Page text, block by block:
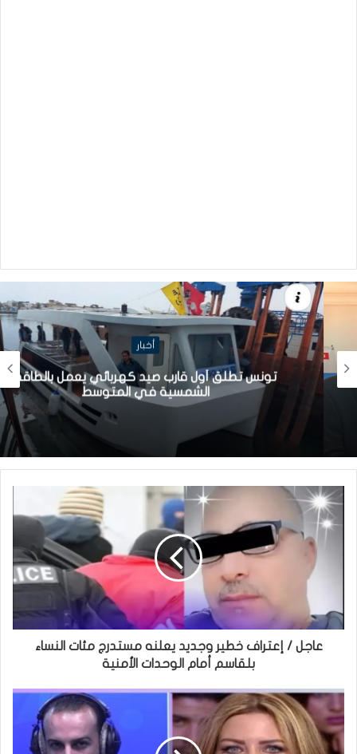
أخبار
تونس تطلق أول قارب صيد كهربائي يعمل بالطاقة
الشمسية في المتوسط
عاجل / إعتراف خطير وجديد يعلنه مستدرج مئات النساء
بلقاسم أمام الوحدات الأمنية